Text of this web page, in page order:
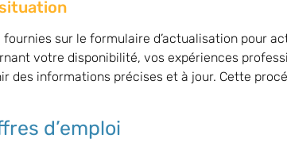
sur le formulaire d’actualisation pour
votre disponibilité, vos expériences
des informations précises et à jour. Cette
d’emploi